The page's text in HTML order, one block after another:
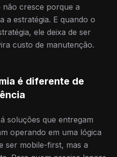
não cresce porque a
a estratégia. E quando o
ele deixa de ser
custo de manutenção.
é diferente de
soluções que entregam
operando em uma lógica
ser mobile-first, mas a